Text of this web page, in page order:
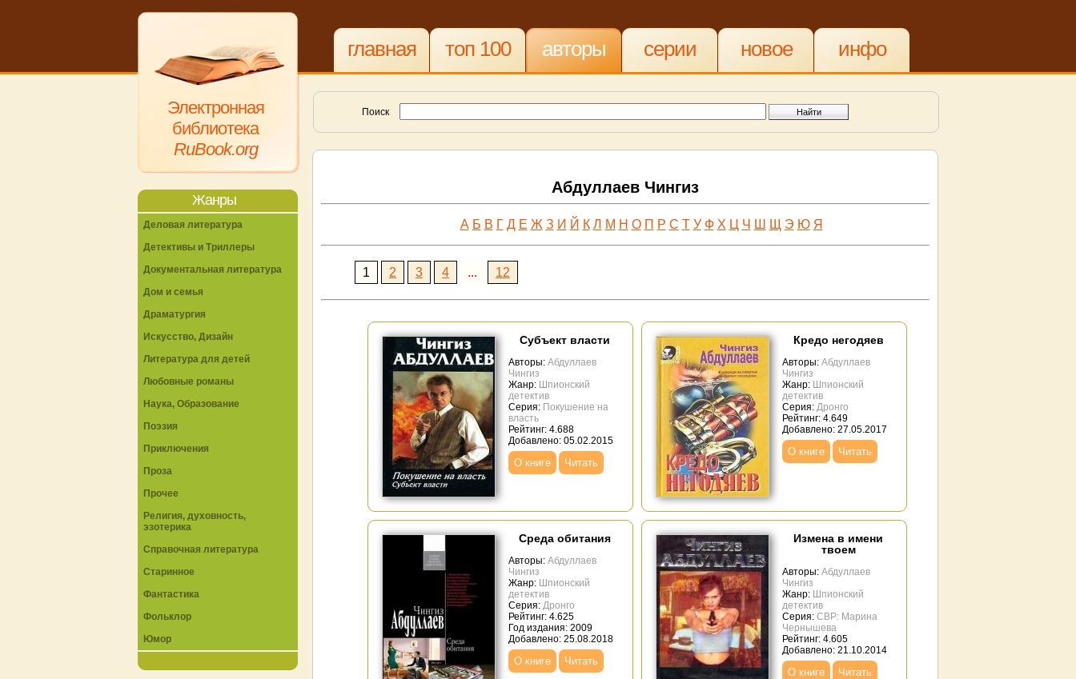
Электронная
библиотека
RuBook.org
главная топ 100 авторы серии новое инфо
Поиск
Абдуллаев Чингиз
А Б В Г Д Е Ж З И Й К Л М Н О П Р С Т У Ф Х Ц Ч Ш Щ Э Ю Я
1 2 3 4 ... 12
Субъект власти
Авторы: Абдуллаев
Чингиз
Жанр: Шпионский
детектив
Серия: Покушение на
власть
Рейтинг: 4.688
Добавлено: 05.02.2015
О книге Читать
Кредо негодяев
Авторы: Абдуллаев
Чингиз
Жанр: Шпионский
детектив
Серия: Дронго
Рейтинг: 4.649
Добавлено: 27.05.2017
О книге Читать
Среда обитания
Авторы: Абдуллаев
Чингиз
Жанр: Шпионский
детектив
Серия: Дронго
Рейтинг: 4.625
Год издания: 2009
Добавлено: 25.08.2018
О книге Читать
Измена в имени
твоем
Авторы: Абдуллаев
Чингиз
Жанр: Шпионский
детектив
Серия: СВР: Марина
Чернышева
Рейтинг: 4.605
Добавлено: 21.10.2014
О книге Читать
Жанры
Деловая литература
Детективы и Триллеры
Документальная литература
Дом и семья
Драматургия
Искусство, Дизайн
Литература для детей
Любовные романы
Наука, Образование
Поэзия
Приключения
Проза
Прочее
Религия, духовность,
эзотерика
Справочная литература
Старинное
Фантастика
Фольклор
Юмор